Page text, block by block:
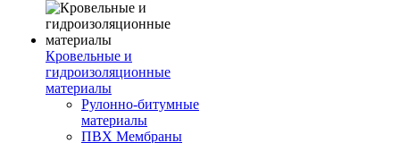
Кровельные и
гидроизоляционные
материалы
Рулонно-битумные
материалы
ПВХ Мембраны